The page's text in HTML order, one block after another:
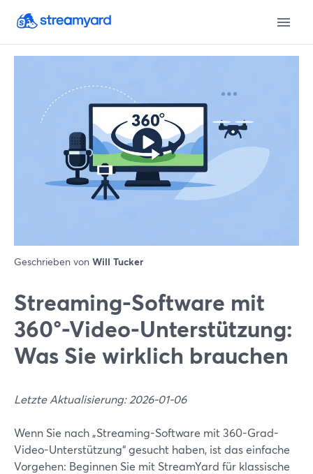
Geschrieben von Will Tucker
Streaming-Software mit
360°-Video-Unterstützung:
Was Sie wirklich brauchen
Letzte Aktualisierung: 2026-01-06
Wenn Sie nach „Streaming-Software mit 360-Grad-
Video-Unterstützung“ gesucht haben, ist das einfache
Vorgehen: Beginnen Sie mit StreamYard für klassische